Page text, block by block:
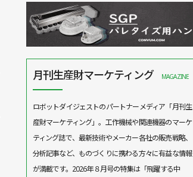
月刊生産財マーケティング MAGAZINE
ロボットダイジェストのパートナーメディア「月刊生
産財マーケティング」。工作機械や関連機器のマーケ
ティング誌で、最新技術やメーカー各社の販売戦略、
分析記事など、ものづくりに携わる方々に有益な情報
が満載です。2026年８月号の特集は「飛躍する中